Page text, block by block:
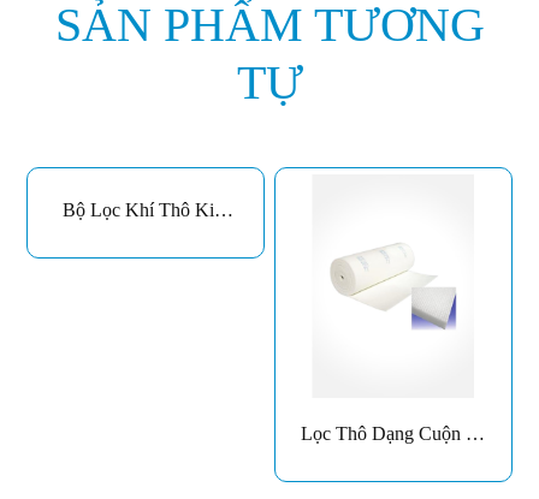
SẢN PHẨM TƯƠNG
TỰ
Bộ Lọc Khí Thô Kim
Lọc Thô Dạng Cuộn V-